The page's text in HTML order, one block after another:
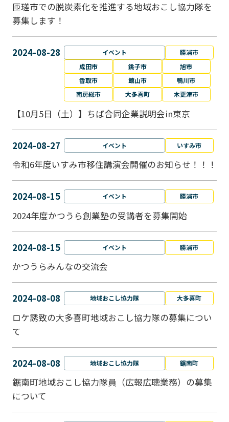
匝瑳市での脱炭素化を推進する地域おこし協⼒隊を
募集します！
2024-08-28 イベント
勝浦市
成田市
銚子市
旭市
香取市
館山市
鴨川市
南房総市
大多喜町 木更津市
【10月5日（土）】ちば合同企業説明会in東京
2024-08-27 イベント いすみ市
令和6年度いすみ市移住講演会開催のお知らせ！！！
2024-08-15 イベント 勝浦市
2024年度かつうら創業塾の受講者を募集開始
2024-08-15 イベント 勝浦市
かつうらみんなの交流会
2024-08-08 地域おこし協力隊 大多喜町
ロケ誘致の大多喜町地域おこし協力隊の募集につい
て
2024-08-08 地域おこし協力隊 鋸南町
鋸南町地域おこし協力隊員（広報広聴業務）の募集
について